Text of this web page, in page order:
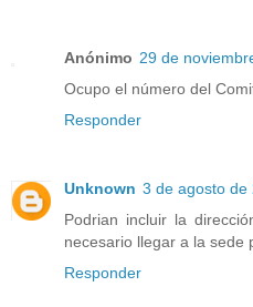
Anónimo 29 de
Ocupo el número del
Responder
Unknown 3 de agosto de
Podrian incluir la
necesario llegar a la sede
Responder